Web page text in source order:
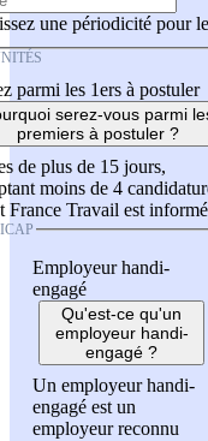
une périodicité pour
parmi les 1ers à postuler
serez-vous parmi
premiers à postuler ?
de plus de 15 jours,
moins de 4
France Travail est
Employeur handi-
engagé
Qu'est-ce qu'un
employeur handi-
engagé ?
Un employeur handi-
engagé est un
employeur reconnu